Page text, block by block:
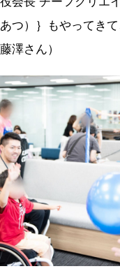
つ）｝もやってき
澤さん）